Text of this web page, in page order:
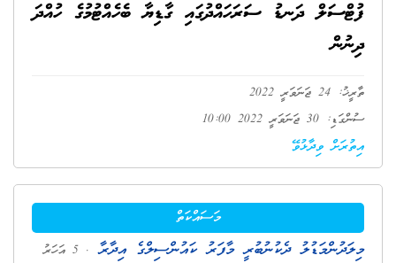
ފުޓްސަލް ދަނޑު ސަރަހައްދުގައި ގާޑިޔާ ބެހެއްޓުމުގެ ހުއްދަ
ދިނުން
ތާރީޚު: 24 ޖަނަވަރީ 2022
ސުންގަޑި: 30 ޖަނަވަރީ 2022 10:00
އިތުރަށް ވިދާޅުވޭ
މަސައްކަތް
މިލަދުންމަޑުލު ދެކުނުބުރީ މާފަރު ކައުންސިލްގެ އިދާރާ
. 5 އަހަރު